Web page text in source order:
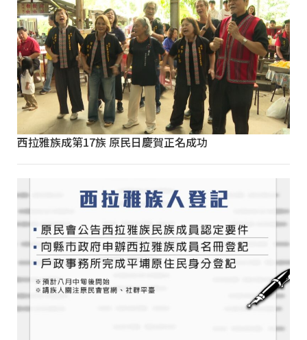
西拉雅族成第17族 原民日慶賀正名成功